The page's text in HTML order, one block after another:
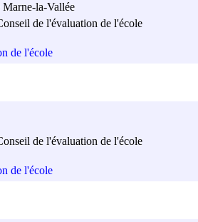
Marne-la-Vallée
de l'évaluation de l'école
de l'école
de l'évaluation de l'école
de l'école